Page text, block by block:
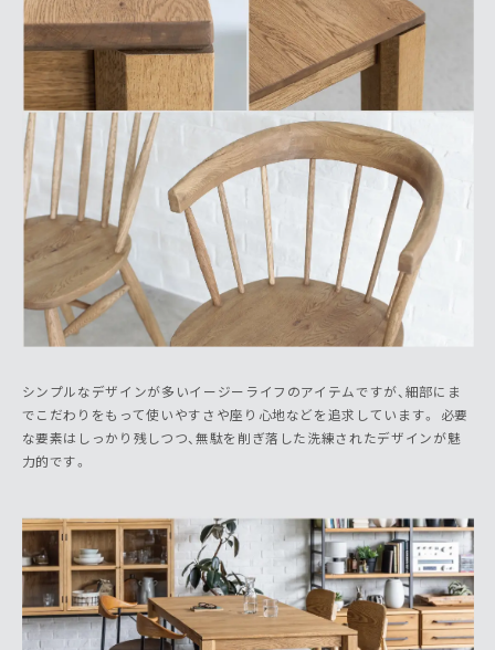
シンプルなデザインが多いイージーライフのアイテムですが、細部にま
でこだわりをもって使いやすさや座り心地などを追求しています。 必要
な要素はしっかり残しつつ、無駄を削ぎ落した洗練されたデザインが魅
力的です。